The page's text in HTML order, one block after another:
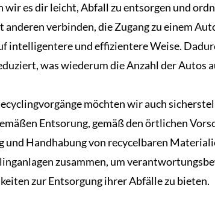
es dir leicht, Abfall zu entsorgen und
verbinden, die Zugang zu einem
intelligentere und effizientere Weise.
was wiederum die Anzahl der Autos
möchten wir auch
Entsorung, gemäß den örtlichen
Handhabung von recycelbaren
zusammen, um
zur Entsorgung ihrer Abfälle zu bieten.